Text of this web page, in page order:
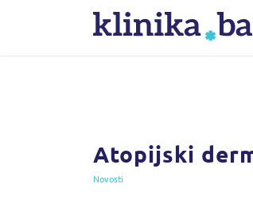
Atopijski
Novosti